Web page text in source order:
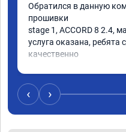
Обратился в данную
прошивки
stage 1, ACCORD 8 2.4,
услуга оказана, ребята
качественно
‹ ›